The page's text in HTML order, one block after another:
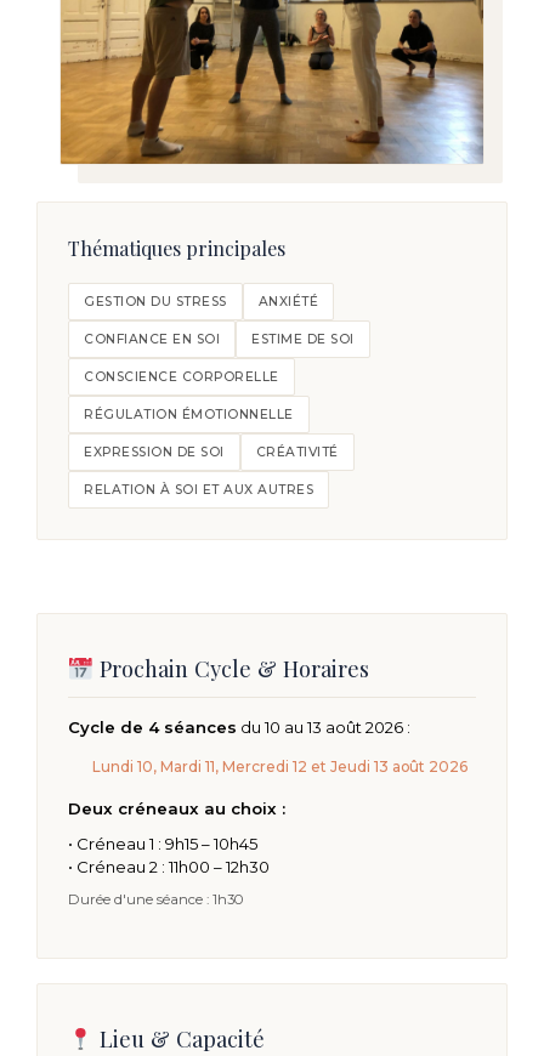
Thématiques principales
GESTION DU STRESS ANXIÉTÉ
CONFIANCE EN SOI ESTIME DE SOI
CONSCIENCE CORPORELLE
RÉGULATION ÉMOTIONNELLE
EXPRESSION DE SOI CRÉATIVITÉ
RELATION À SOI ET AUX AUTRES
Prochain Cycle & Horaires
Cycle de 4 séances du 10 au 13 août 2026 :
Lundi 10, Mardi 11, Mercredi 12 et Jeudi 13 août 2026
Deux créneaux au choix :
• Créneau 1 : 9h15 – 10h45
• Créneau 2 : 11h00 – 12h30
Durée d'une séance : 1h30
Lieu & Capacité